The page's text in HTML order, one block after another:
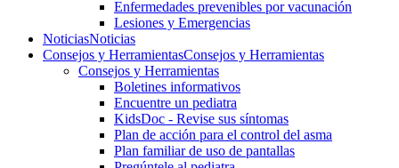
Enfermedades prevenibles por vacunación
Lesiones y Emergencias
NoticiasNoticias
Consejos y HerramientasConsejos y Herramientas
Consejos y Herramientas
Boletines informativos
Encuentre un pediatra
KidsDoc - Revise sus síntomas
Plan de acción para el control del asma
Plan familiar de uso de pantallas